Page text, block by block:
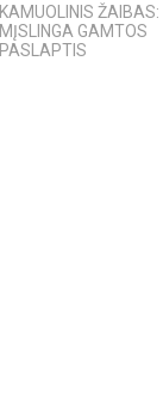
KAMUOLINIS ŽAIBAS:
MĮSLINGA GAMTOS
PASLAPTIS